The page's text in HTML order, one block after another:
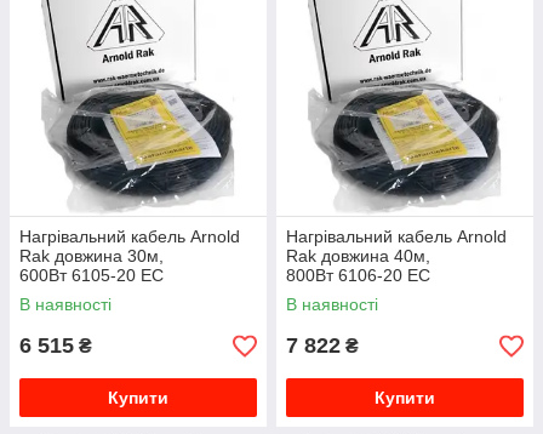
Нагрівальний кабель Arnold
Rak довжина 30м,
600Вт 6105-20 EC
В наявності
6 515 ₴
Купити
Нагрівальний кабель Arnold
Rak довжина 40м,
800Вт 6106-20 EC
В наявності
7 822 ₴
Купити